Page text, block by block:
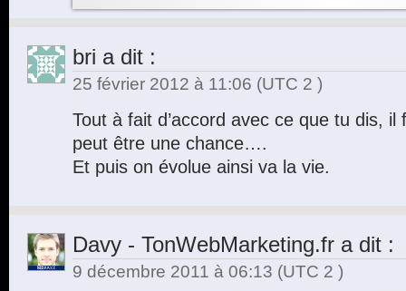
bri a dit :
25 février 2012 à 11:06 (UTC 2 )
Tout à fait d’accord avec ce que tu dis, il
peut être une chance….
Et puis on évolue ainsi va la vie.
Davy - TonWebMarketing.fr a dit :
9 décembre 2011 à 06:13 (UTC 2 )